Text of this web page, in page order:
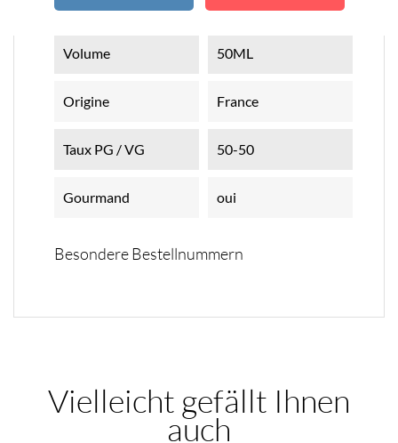
Technische Daten
Volume 50ML
Origine France
Taux PG / VG 50-50
Gourmand oui
Besondere Bestellnummern
Vielleicht gefällt Ihnen
auch